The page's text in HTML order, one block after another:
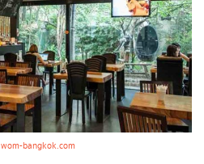
wom-bangkok.com